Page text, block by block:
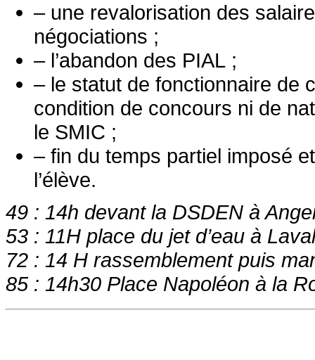
– une revalorisation des
négociations ;
– l’abandon des PIAL ;
– le statut de fonctionnaire de
condition de concours ni de
le SMIC ;
– fin du temps partiel imposé
l’élève.
49 : 14h devant la DSDEN à
53 : 11H place du jet d’eau à Laval
72 : 14 H rassemblement puis
85 : 14h30 Place Napoléon à la